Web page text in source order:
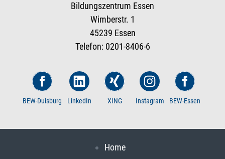
Bildungszentrum Essen
Wimberstr. 1
45239 Essen
Telefon: 0201-8406-6
BEW-Duisburg LinkedIn XING Instagram BEW-Essen
Home